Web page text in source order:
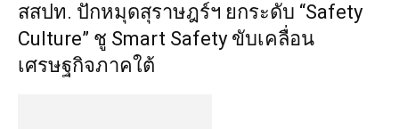
สสปท. ปักหมุดสุราษฎร์ฯ ยกระดับ “Safety
Culture” ชู Smart Safety ขับเคลื่อน
เศรษฐกิจภาคใต้